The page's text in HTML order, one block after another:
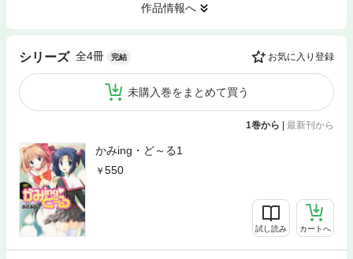
作品情報へ
シリーズ 全4冊 完結 お気に入り登録
未購入巻をまとめて買う
1巻から | 最新刊から
かみing・ど～る1
550
試し読み カートへ